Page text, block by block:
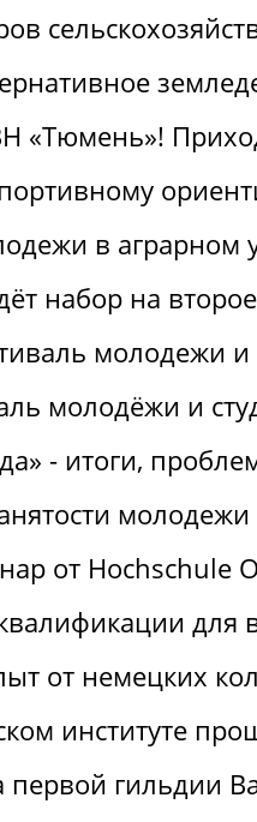
«Тюмень»!
в аграрном
набор на
молодежи
молодёжи и
- итоги,
молодежи
от Hochschule
для
от немецких
институте
первой гильдии